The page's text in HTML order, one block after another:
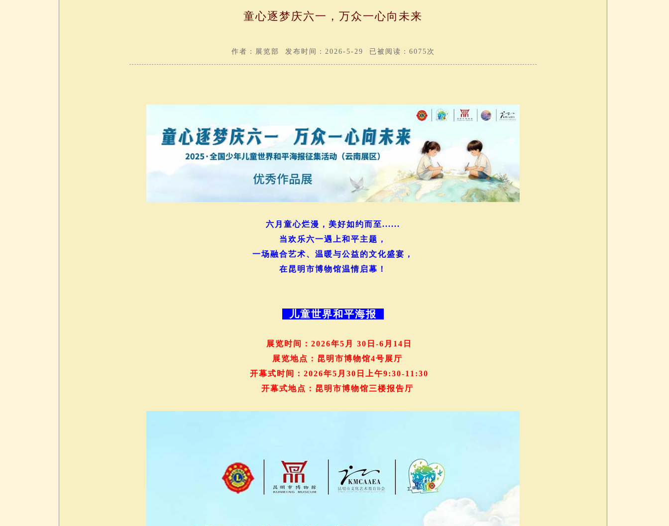
童心逐梦庆六一，万众一心向未来
作者：展览部 发布时间：2026-5-29 已被阅读：6075次
六月童心烂漫，美好如约而至......
当欢乐六一遇上和平主题，
一场融合艺术、温暖与公益的文化盛宴，
在昆明市博物馆温情启幕！
儿童世界和平海报
展览时间：2026年5月 30日-6月14日
展览地点：昆明市博物馆4号展厅
开幕式时间：2026年5月30日上午9:30-11:30
开幕式地点：昆明市博物馆三楼报告厅